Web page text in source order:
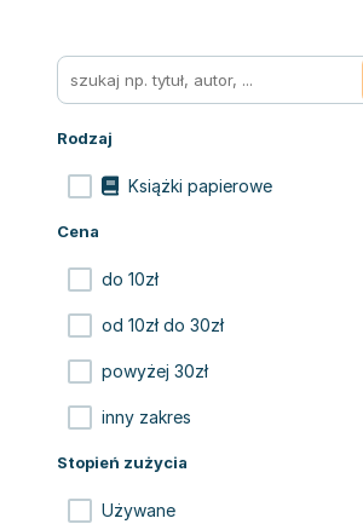
Rodzaj
Książki papierowe
Cena
do 10zł
od 10zł do 30zł
powyżej 30zł
inny zakres
Stopień zużycia
Używane